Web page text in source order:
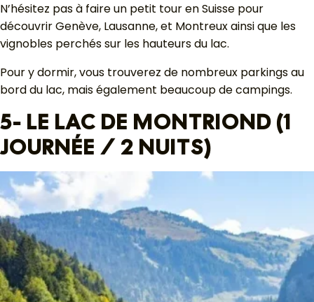
N’hésitez pas à faire un petit tour en Suisse pour
découvrir Genève, Lausanne, et Montreux ainsi que les
vignobles perchés sur les hauteurs du lac.
Pour y dormir, vous trouverez de nombreux parkings au
bord du lac, mais également beaucoup de campings.
5- LE LAC DE MONTRIOND (1
JOURNÉE / 2 NUITS)